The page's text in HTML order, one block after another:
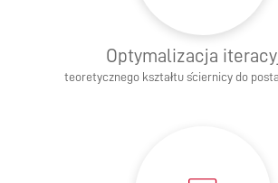
Optymalizacja
teoretycznego kształtu ściernicy do